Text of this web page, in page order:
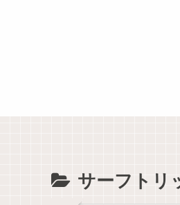
サーフトリ